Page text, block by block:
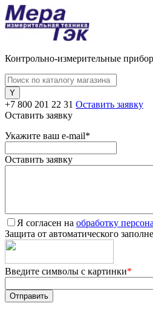
Контрольно-измерительные
+7 800 201 22 31 Оставить заявку
Оставить заявку
Укажите ваш e-mail*
Оставить заявку
Я согласен на обработку
Защита от автоматического
Введите символы с картинки*